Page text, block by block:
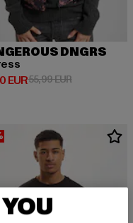
DNGRS
EURPreis: 22,40 EUR
55,99 EURAktionspreis: